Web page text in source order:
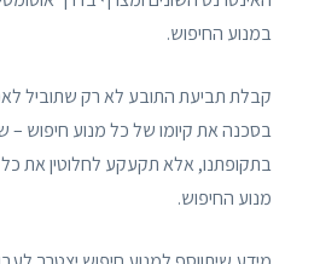
במנוע החיפוש.
קבלת תביעת התובע לא רק שתוביל
בסכנה את קיומו של כל מנוע חיפוש –
בתקופתנו, אלא תקעקע לחלוטין את כל
מנוע החיפוש.